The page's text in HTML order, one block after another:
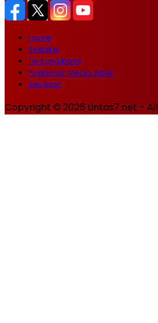
Home
Redaksi
Tentang Kami
Pedoman Media Siber
Info Iklan
Copyright © 2026 Lintas7.net -